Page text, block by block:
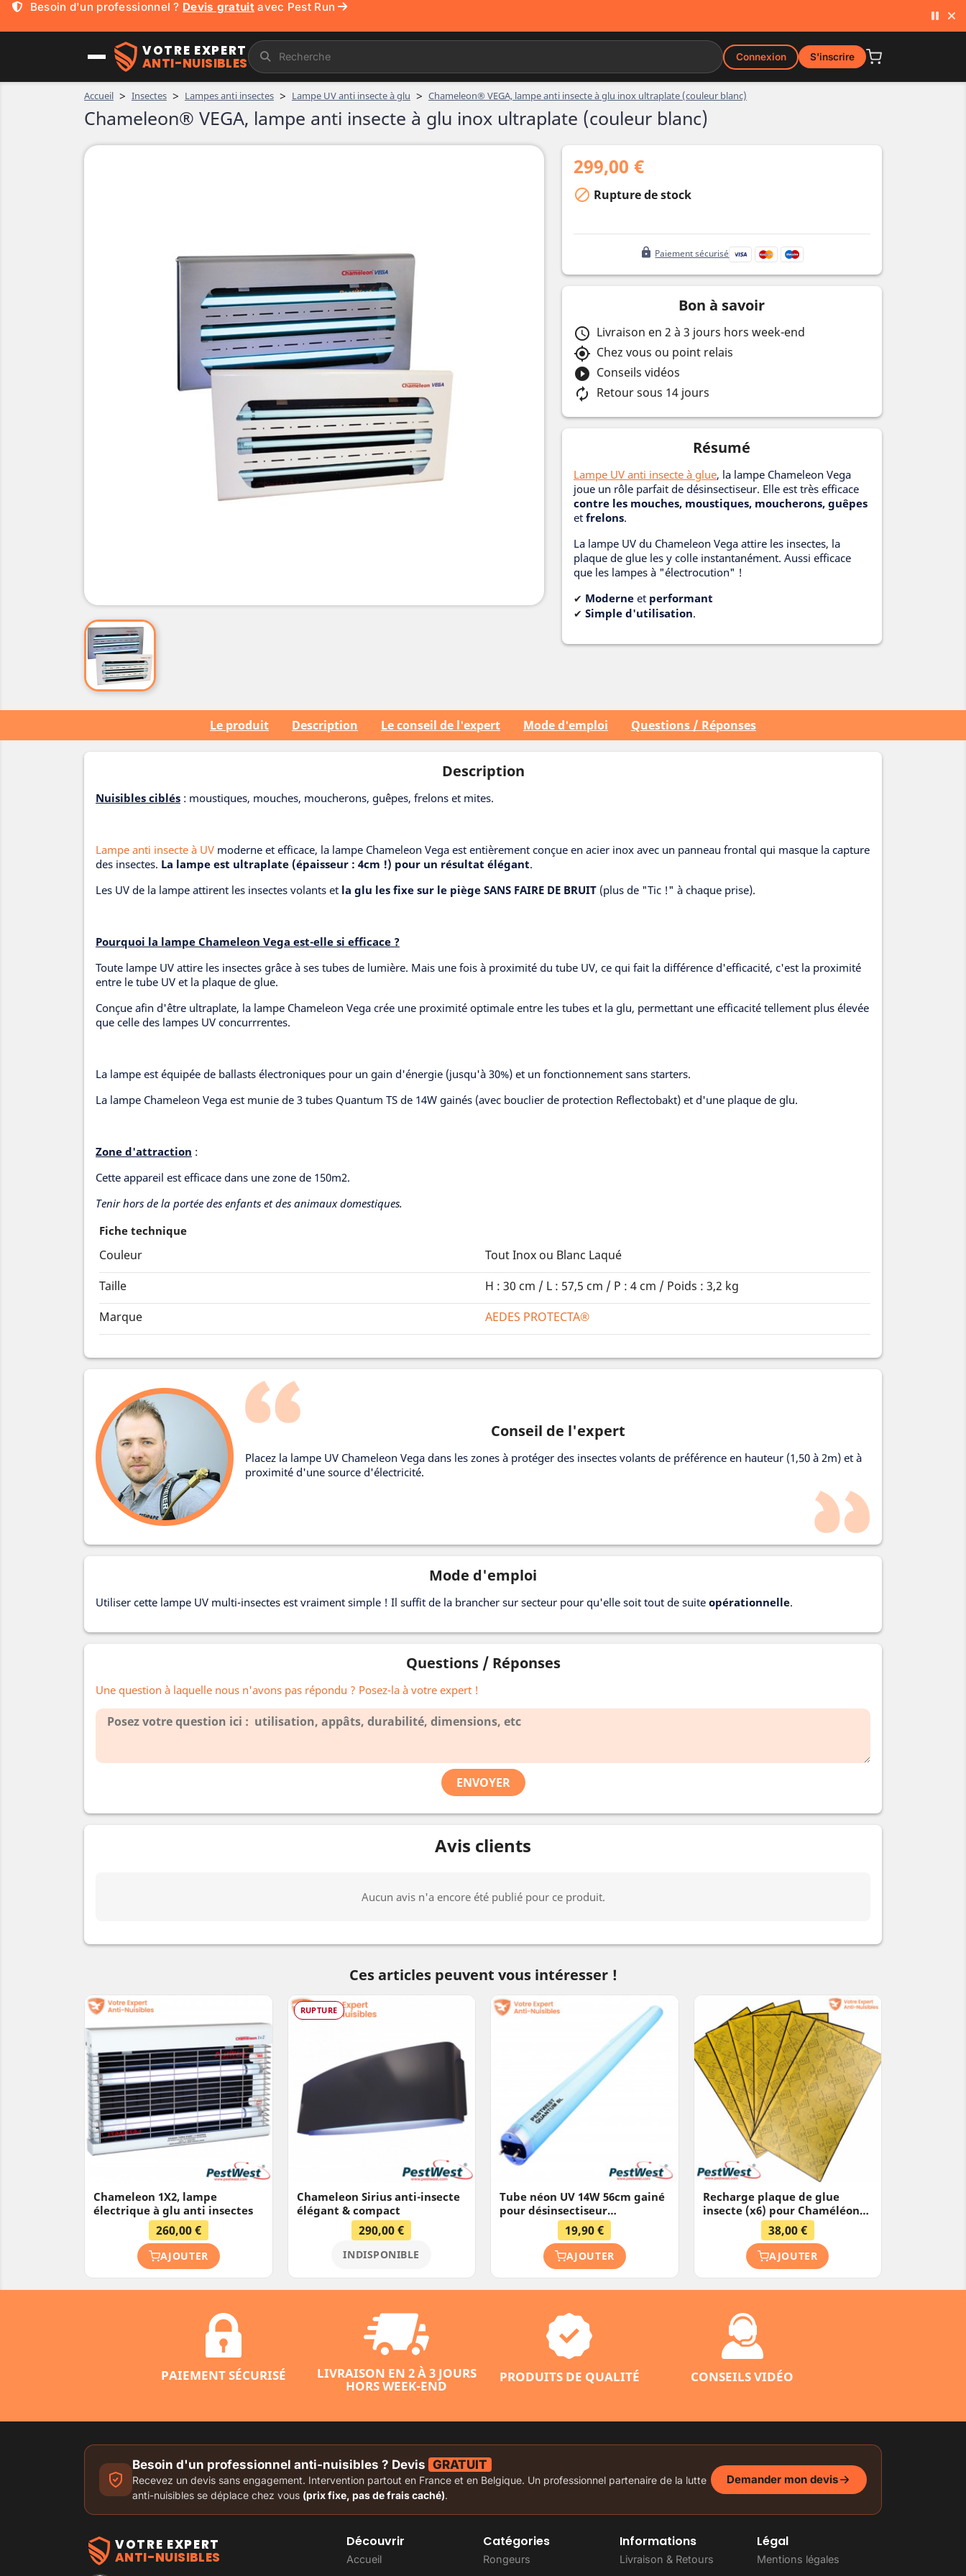
Mickaël,230 000+ abonnés YouTube !
VOTRE EXPERT
ANTI-NUISIBLES Connexion S'inscrire
Accueil > Insectes > Lampes anti insectes > Lampe UV anti insecte à glu > Chameleon® VEGA, lampe anti insecte à glu inox ultraplate (couleur blanc)
Chameleon® VEGA, lampe anti insecte à glu inox ultraplate (couleur blanc)
299,00 €
 Rupture de stock
lock Paiement sécurisé
Bon à savoir
schedule Livraison en 2 à 3 jours hors week-end
my_location Chez vous ou point relais
play_circle_filled Conseils vidéos
autorenew Retour sous 14 jours
Résumé
Lampe UV anti insecte à glue, la lampe Chameleon Vega
joue un rôle parfait de désinsectiseur. Elle est très efficace
contre les mouches, moustiques, moucherons, guêpes
et frelons.
La lampe UV du Chameleon Vega attire les insectes, la
plaque de glue les y colle instantanément. Aussi efficace
que les lampes à "électrocution" !
✔ Moderneet performant
✔ Simple d'utilisation.
Le produit Description Le conseil de l'expert Mode d'emploi Questions / Réponses
Description
Nuisibles ciblés : moustiques, mouches, moucherons, guêpes, frelons et mites.
Lampe anti insecte à UV moderne et efficace, la lampe Chameleon Vega est entièrement conçue en acier inox avec un panneau frontal qui masque la capture
des insectes. La lampe est ultraplate (épaisseur : 4cm !) pour un résultat élégant.
Les UV de la lampe attirent les insectes volants et la glu les fixe sur le piège SANS FAIRE DE BRUIT (plus de "Tic !" à chaque prise).
Pourquoi la lampe Chameleon Vega est-elle si efficace ?
Toute lampe UV attire les insectes grâce à ses tubes de lumière. Mais une fois à proximité du tube UV, ce qui fait la différence d'efficacité, c'est la proximité
entre le tube UV et la plaque de glue.
Conçue afin d'être ultraplate, la lampe Chameleon Vega crée une proximité optimale entre les tubes et la glu, permettant une efficacité tellement plus élevée
que celle des lampes UV concurrrentes.
La lampe est équipée de ballasts électroniques pour un gain d'énergie (jusqu'à 30%) et un fonctionnement sans starters.
La lampe Chameleon Vega est munie de 3 tubes Quantum TS de 14W gainés (avec bouclier de protection Reflectobakt) et d'une plaque de glu.
Zone d'attraction :
Cette appareil est efficace dans une zone de 150m2.
Tenir hors de la portée des enfants et des animaux domestiques.
Fiche technique
Couleur
Tout Inox ou Blanc Laqué
Taille
H : 30 cm / L : 57,5 cm / P : 4 cm / Poids : 3,2 kg
Marque
AEDES PROTECTA®
Conseil de l'expert
Placez la lampe UV Chameleon Vega dans les zones à protéger des insectes volants de préférence en hauteur (1,50 à 2m) et à
proximité d'une source d'électricité.
Mode d'emploi
Utiliser cette lampe UV multi-insectes est vraiment simple ! Il suffit de la brancher sur secteur pour qu'elle soit tout de suite opérationnelle.
Questions / Réponses
Une question à laquelle nous n'avons pas répondu ? Posez-la à votre expert !
ENVOYER
Avis clients
Aucun avis n'a encore été publié pour ce produit.
Ces articles peuvent vous intéresser !
Chameleon 1X2, lampe
électrique à glu anti insectes
260,00 €
AJOUTER
RUPTURE
Chameleon Sirius anti-insecte
élégant & compact
290,00 €
INDISPONIBLE
Tube néon UV 14W 56cm gainé
pour désinsectiseur
Chaméleon® SIRIUS & VEGA
19,90 €
AJOUTER
Recharge plaque de glue
insecte (x6) pour Chaméléon®
(Vega, Sirius, Uplight, 1x2,
Plafonnier) 38,00 €
AJOUTER
PAIEMENT SÉCURISÉ LIVRAISON EN 2 À 3 JOURS
HORS WEEK-END
PRODUITS DE QUALITÉ CONSEILS VIDÉO
Besoin d'un professionnel anti-nuisibles ? Devis GRATUIT
Recevez un devis sans engagement. Intervention partout en France et en Belgique. Un professionnel partenaire de la lutte
anti-nuisibles se déplace chez vous (prix fixe, pas de frais caché).
Demander mon devis
VOTRE EXPERT
ANTI-NUISIBLES
Découvrir
Accueil
Catégories
Rongeurs
Informations
Livraison & Retours
Légal
Mentions légales